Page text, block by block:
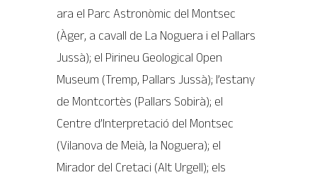
ara el Parc Astronòmic del Montsec
(Àger, a cavall de La Noguera i el Pallars
Jussà); el Pirineu Geological Open
Museum (Tremp, Pallars Jussà); l’estany
de Montcortès (Pallars Sobirà); el
Centre d’Interpretació del Montsec
(Vilanova de Meià, la Noguera); el
Mirador del Cretaci (Alt Urgell); els